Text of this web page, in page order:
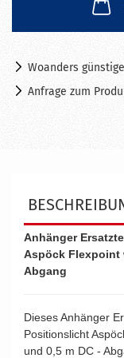
Woanders
Anfrage zum
Anhänger
Aspöck Flexpoint
Abgang
Dieses Anhänger
Positionslicht
und 0,5 m DC -